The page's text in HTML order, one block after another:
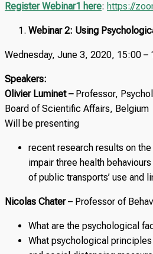
Register Webinar1 here: https://
Webinar 2: Using
Wednesday, June 3, 2020, 15:00
Speakers:
Olivier Luminet – Professor,
Board of Scientific Affairs, Belgium
Will be presenting
recent research results on
impair three health
of public transports’ use and
Nicolas Chater– Professor of
What are the psychological
What psychological